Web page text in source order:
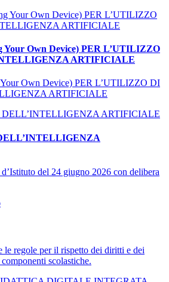
Own Device) PER L’UTILIZZO
ARTIFICIALE
Own Device) PER L’UTILIZZO DI
ARTIFICIALE
del 24 giugno 2026 con delibera
le regole per il rispetto dei diritti e dei
scolastiche.